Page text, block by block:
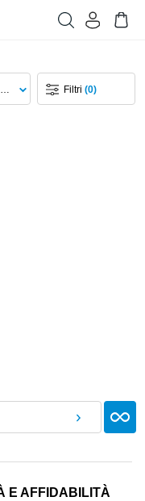
Visualizzazione Pagina Filtri(0)
E AFFIDABILITÀ